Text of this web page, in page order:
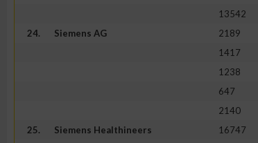
13542
24.
Siemens AG 2189
1417
1238
647
2140
25.
Siemens Healthineers 16747